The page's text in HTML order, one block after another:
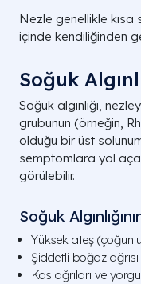
Nezle genellikle kısa
içinde kendiliğinden
Soğuk
Soğuk algınlığı,
grubunun (örneğin,
olduğu bir üst
semptomlara yol
görülebilir.
Soğuk
Yüksek ateş
Şiddetli boğaz ağrısı
Kas ağrıları ve